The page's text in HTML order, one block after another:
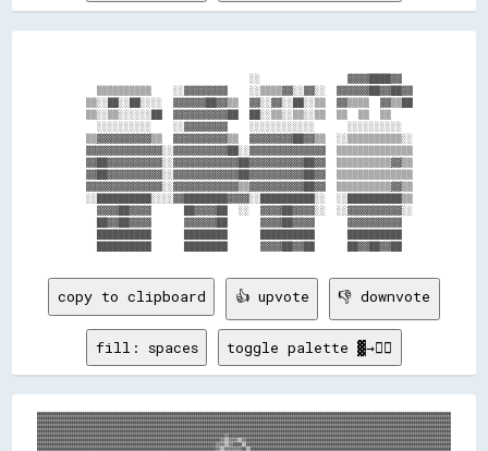
                                ░░                ▓▓▓▓████▓▓
    ▒▒▒▒▒▒▒▒▒▒    ░░▓▓▓▓▓▓▓▓    ░░▒▒▒▒▓▓░░▓▓░░  ▓▓▓▓▓▓██▓▓██▓▓
  ▒▒░░██░░██░░░░  ▓▓▓▓▓▓██▓▓▒▒  ▓▓░░▓▓░░██░░▒▒  ▓▓▒▒▒▒  ▓▓▒▒██
  ▒▒░░▒▒░░░░░░██  ▓▓▓▓▓▓▓▓▓▓██  ██░░▒▒░░▒▒░░▒▒  ▒▒  ▒▒  ▒▒
    ░░░░░░░░░░    ░░▓▓▓▓▓▓▓▓    ░░░░░░░░░░░░      ░░░░░░░░░░
  ▒▒▓▓▓▓▓▓▓▓▓▓▒▒  ▓▓▓▓▓▓▓▓▓▓▒▒  ▓▓▓▓▓▓▓▓██▓▓▒▒  ░░▒▒▒▒▒▒▒▒▒▒░░
  ▓▓▓▓▓▓▓▓▓▓▓▓▓▓░░▓▓▓▓▓▓▓▓▓▓██░░▓▓▓▓▓▓▓▓▓▓▓▓▓▓  ▒▒▒▒▒▒▒▒▒▒▒▒▒▒
  ▓▓██▓▓▓▓▓▓▓▓▓▓░░▓▓▓▓▓▓▓▓▓▓▓▓██▓▓▓▓▓▓▓▓▓▓██▓▓  ▒▒▒▒▒▒▒▒▒▒▓▓▒▒
  ▓▓██▓▓▓▓▓▓▓▓▓▓░░▓▓▓▓▓▓▓▓▓▓▓▓██▓▓▓▓▓▓▓▓▓▓██▓▓  ▒▒▒▒▒▒▒▒▒▒▒▒▒▒
  ▓▓▓▓▓▓▓▓▓▓▓▓▓▓░░▓▓▓▓▓▓▓▓▓▓▓▓▒▒▓▓▓▓▓▓▓▓▓▓██▓▓  ▒▒▒▒▒▒▒▒▒▒▓▓▒▒
  ░░██████████░░░░▓▓████████▓▓▓▓░░██████████░░  ░░██████████▒▒
    ▓▓▓▓██▓▓▓▓      ██▓▓▓▓██  ░░  ▓▓▓▓██▓▓▓▓░░  ░░▓▓▓▓▓▓▓▓▓▓░░
    ██▓▓██▓▓▓▓      ▓▓▓▓▓▓██      ▓▓▓▓██▓▓▓▓      ▓▓▓▓▓▓▓▓▓▓
    ██████████      ████████      ██████████      ██████████
copy to clipboard 👍 upvote 👎 downvote
fill: spaces toggle palette ▓→✊🏽